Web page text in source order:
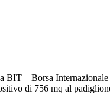
– Borsa
di 756 mq al